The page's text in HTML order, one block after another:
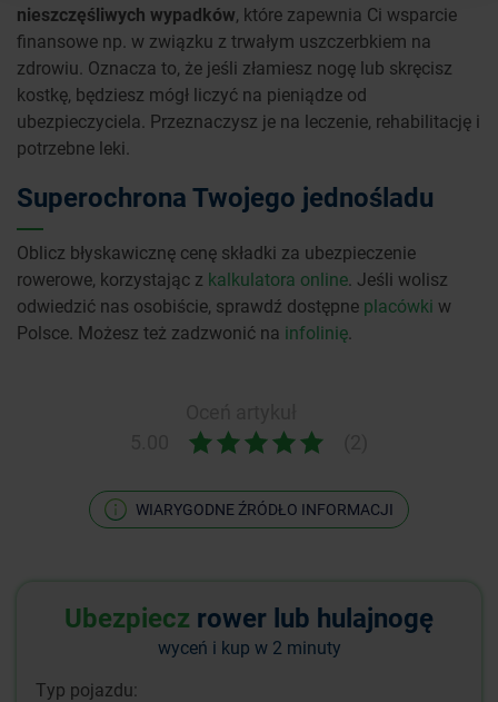
nieszczęśliwych wypadków, które zapewnia Ci wsparcie
finansowe np. w związku z trwałym uszczerbkiem na
zdrowiu. Oznacza to, że jeśli złamiesz nogę lub skręcisz
kostkę, będziesz mógł liczyć na pieniądze od
ubezpieczyciela. Przeznaczysz je na leczenie, rehabilitację i
potrzebne leki.
Superochrona Twojego jednośladu
Oblicz błyskawicznę cenę składki za ubezpieczenie
rowerowe, korzystając z kalkulatora online. Jeśli wolisz
odwiedzić nas osobiście, sprawdź dostępne placówki w
Polsce. Możesz też zadzwonić na infolinię.
WIARYGODNE ŹRÓDŁO INFORMACJI
Ubezpiecz rower lub hulajnogę
wyceń i kup w 2 minuty
Typ pojazdu: